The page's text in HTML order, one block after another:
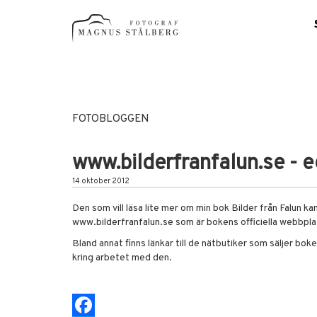
FOTOBLOGGEN
www.bilderfranfalun.se -
14 oktober 2012
Den som vill läsa lite mer om min bok Bilder från Falun
www.bilderfranfalun.se som är bokens officiella
Bland annat finns länkar till de nätbutiker som säljer
kring arbetet med den.